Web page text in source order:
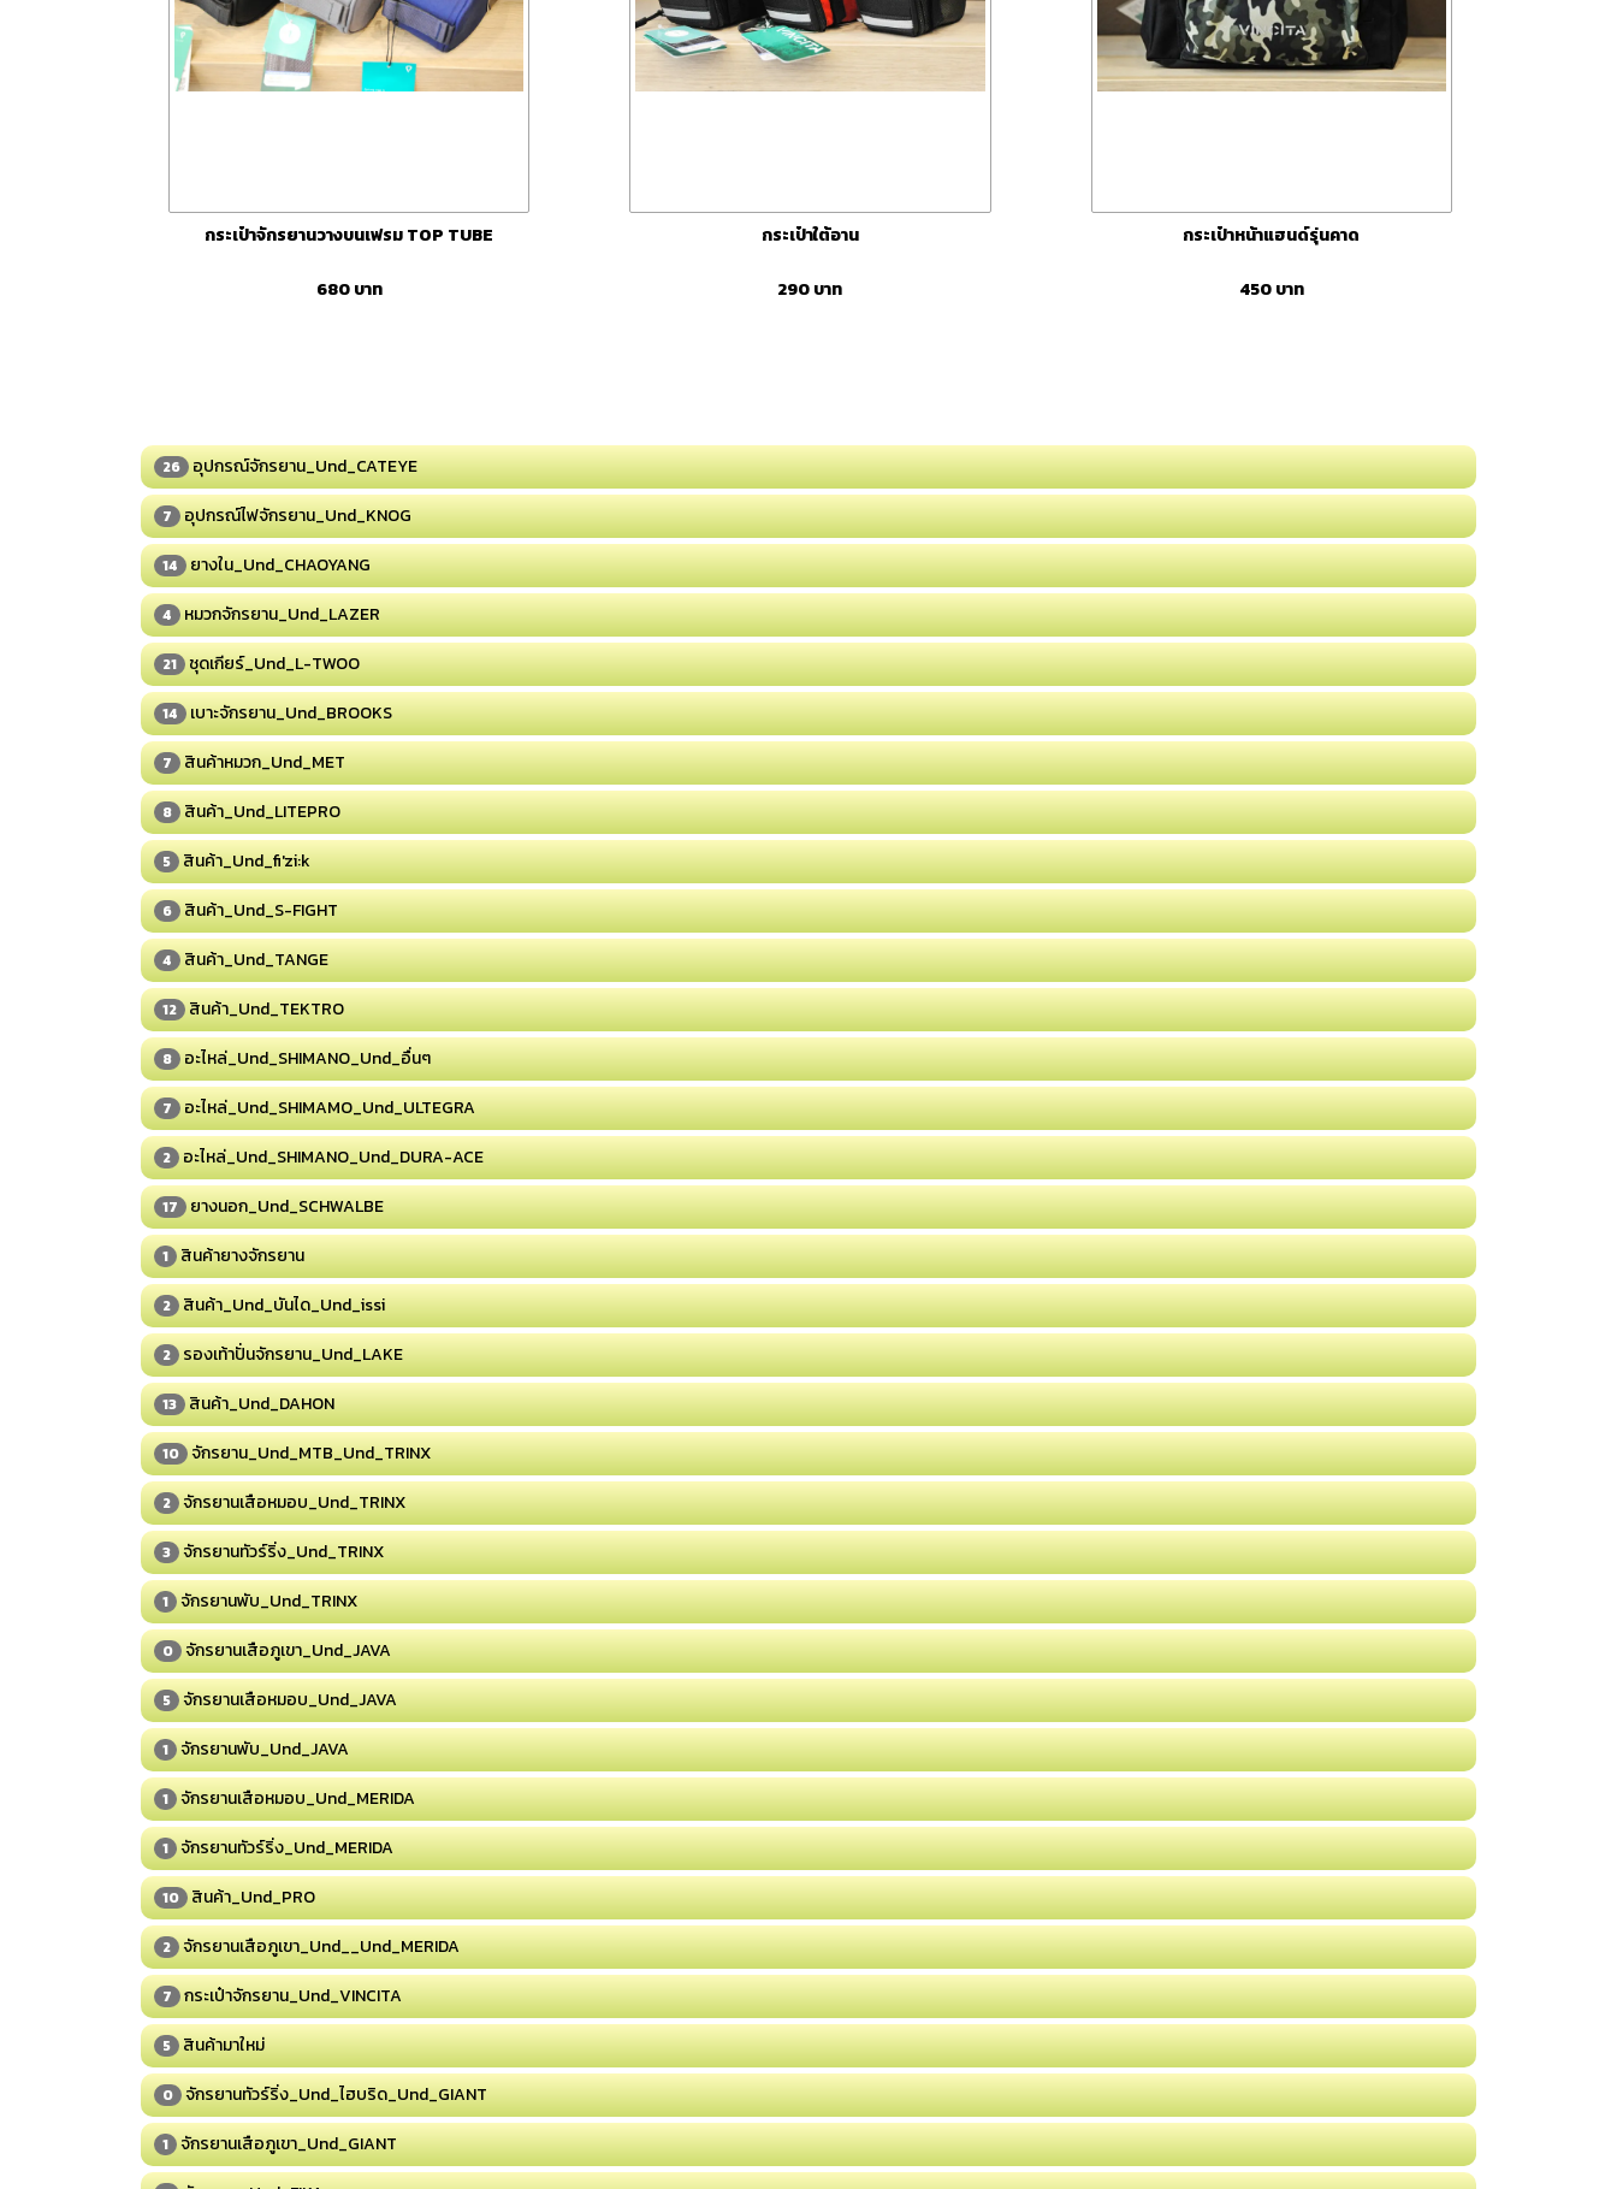
กระเป๋าจักรยานวางบนเฟรม TOP TUBE
680 บาท
กระเป๋าใต้อาน
290บาท
กระเป๋าหน้าแฮนด์รุ่นคาด
450บาท
26 อุปกรณ์จักรยาน_Und_CATEYE
7 อุปกรณ์ไฟจักรยาน_Und_KNOG
14 ยางใน_Und_CHAOYANG
4 หมวกจักรยาน_Und_LAZER
21 ชุดเกียร์_Und_L-TWOO
14 เบาะจักรยาน_Und_BROOKS
7 สินค้าหมวก_Und_MET
8 สินค้า_Und_LITEPRO
5 สินค้า_Und_fi'zi:k
6 สินค้า_Und_S-FIGHT
4 สินค้า_Und_TANGE
12 สินค้า_Und_TEKTRO
8 อะไหล่_Und_SHIMANO_Und_อื่นๆ
7 อะไหล่_Und_SHIMAMO_Und_ULTEGRA
2 อะไหล่_Und_SHIMANO_Und_DURA-ACE
17 ยางนอก_Und_SCHWALBE
1 สินค้ายางจักรยาน
2 สินค้า_Und_บันได_Und_issi
2 รองเท้าปั่นจักรยาน_Und_LAKE
13 สินค้า_Und_DAHON
10 จักรยาน_Und_MTB_Und_TRINX
2 จักรยานเสือหมอบ_Und_TRINX
3 จักรยานทัวร์ริ่ง_Und_TRINX
1 จักรยานพับ_Und_TRINX
0 จักรยานเสือภูเขา_Und_JAVA
5 จักรยานเสือหมอบ_Und_JAVA
1 จักรยานพับ_Und_JAVA
1 จักรยานเสือหมอบ_Und_MERIDA
1 จักรยานทัวร์ริ่ง_Und_MERIDA
10 สินค้า_Und_PRO
2 จักรยานเสือภูเขา_Und__Und_MERIDA
7 กระเป๋าจักรยาน_Und_VINCITA
5 สินค้ามาใหม่
0 จักรยานทัวร์ริ่ง_Und_ไฮบริด_Und_GIANT
1 จักรยานเสือภูเขา_Und_GIANT